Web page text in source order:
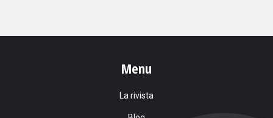
Menu
La rivista